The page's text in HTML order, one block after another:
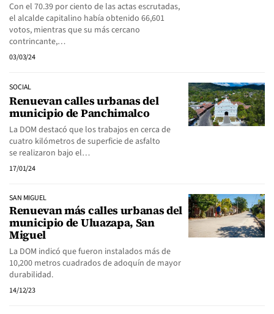
Con el 70.39 por ciento de las actas escrutadas,
el alcalde capitalino había obtenido 66,601
votos, mientras que su más cercano
contrincante,…
03/03/24
SOCIAL
Renuevan calles urbanas del
municipio de Panchimalco
La DOM destacó que los trabajos en cerca de
cuatro kilómetros de superficie de asfalto
se realizaron bajo el…
17/01/24
SAN MIGUEL
Renuevan más calles urbanas del
municipio de Uluazapa, San
Miguel
La DOM indicó que fueron instalados más de
10,200 metros cuadrados de adoquín de mayor
durabilidad.
14/12/23